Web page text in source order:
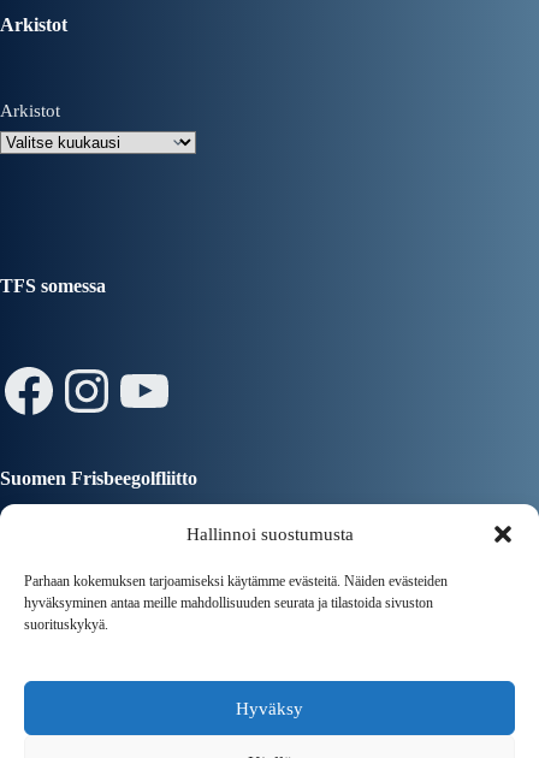
Hallinnoi suostumusta
Parhaan kokemuksen tarjoamiseksi käytämme evästeitä. Näiden evästeiden
hyväksyminen antaa meille mahdollisuuden seurata ja tilastoida sivuston
suorituskykyä.
Hyväksy
Arkistot
Arkistot
TFS somessa
Facebook
Instagram
YouTube
Suomen Frisbeegolfliitto
Tampereen Kaupunki